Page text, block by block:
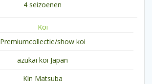
4 seizoenen
Koi
Premiumcollectie/show koi
azukai koi Japan
Kin Matsuba